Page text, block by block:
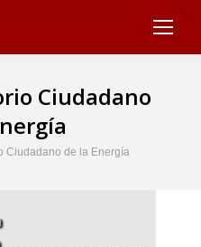
Ciudadano
Ciudadano de la Energía